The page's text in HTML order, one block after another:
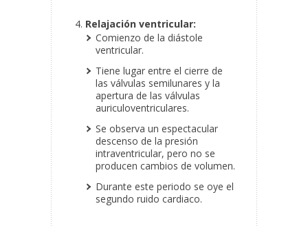
Relajación ventricular:
Comienzo de la diástole
ventricular.
Tiene lugar entre el cierre de
las válvulas semilunares y la
apertura de las válvulas
auriculoventriculares.
Se observa un espectacular
descenso de la presión
intraventricular, pero no se
producen cambios de volumen.
Durante este periodo se oye el
segundo ruido cardiaco.